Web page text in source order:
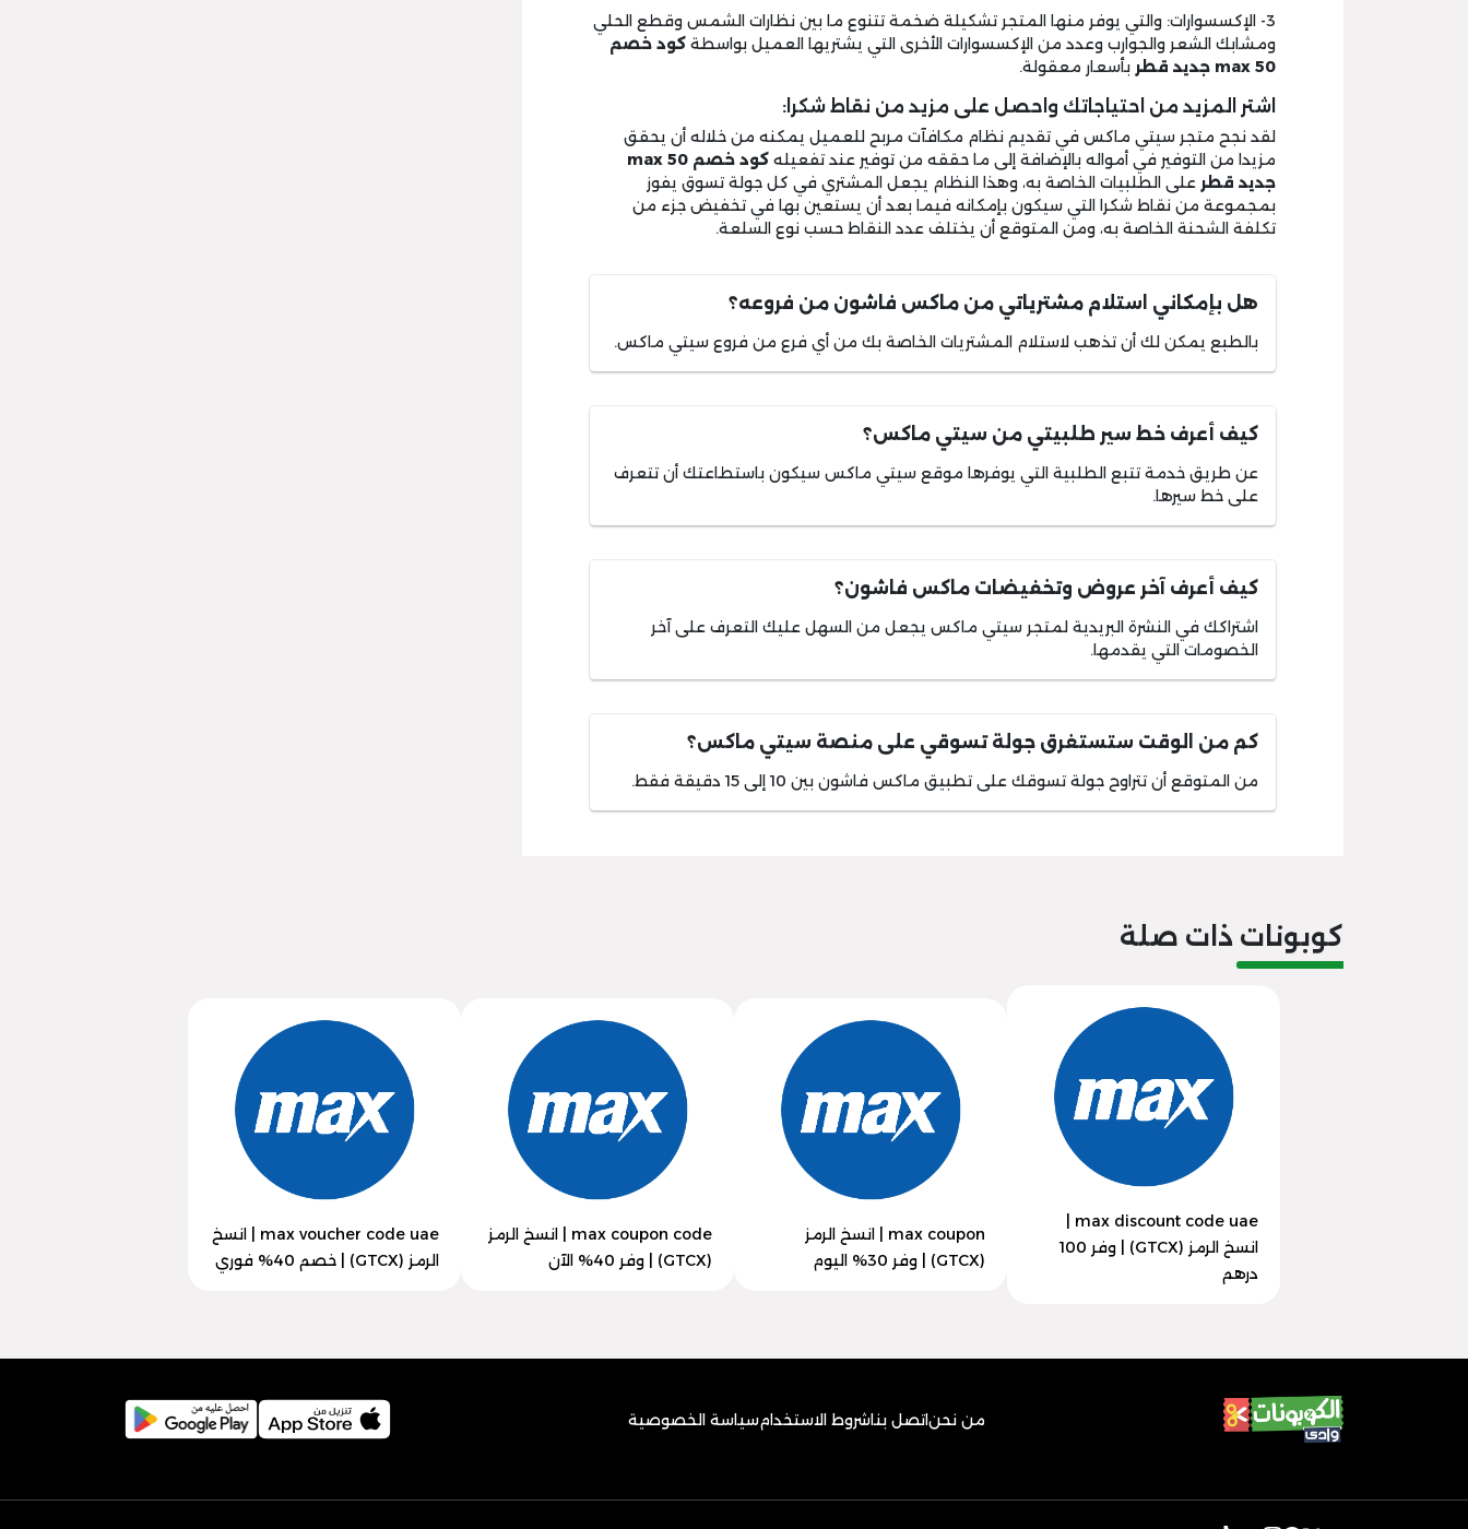
3- الإكسسوارات: والتي يوفر منها المتجر تشكيلة ضخمة تتنوع ما بين نظارات الشمس وقطع الحلي
ومشابك الشعر والجوارب وعدد من الإكسسوارات الأخرى التي يشتريها العميل بواسطة كود خصم
max 50 جديد قطر
بأسعار معقولة.
اشتر المزيد من احتياجاتك واحصل على مزيد من نقاط شكرا:
لقد نجح متجر سيتي ماكس في تقديم نظام مكافآت مربح للعميل يمكنه من خلاله أن يحقق
مزيدا من التوفير في أمواله بالإضافة إلى ما حققه من توفير عند تفعيله
كود خصم max 50
جديد قطر على الطلبيات الخاصة به، وهذا النظام يجعل المشتري في كل جولة تسوق يفوز
بمجموعة من نقاط شكرا التي سيكون بإمكانه فيما بعد أن يستعين بها في تخفيض جزء من
تكلفة الشحنة الخاصة به، ومن المتوقع أن يختلف عدد النقاط حسب نوع السلعة.
هل بإمكاني استلام مشترياتي من ماكس فاشون من فروعه؟
بالطبع يمكن لك أن تذهب لاستلام المشتريات الخاصة بك من أي فرع من فروع سيتي ماكس.
كيف أعرف خط سير طلبيتي من سيتي ماكس؟
عن طريق خدمة تتبع الطلبية التي يوفرها موقع سيتي ماكس سيكون باستطاعتك أن تتعرف
على خط سيرها.
كيف أعرف آخر عروض وتخفيضات ماكس فاشون؟
اشتراكك في النشرة البريدية لمتجر سيتي ماكس يجعل من السهل عليك التعرف على آخر
الخصومات التي يقدمها.
كم من الوقت ستستغرق جولة تسوقي على منصة سيتي ماكس؟
من المتوقع أن تتراوح جولة تسوقك على تطبيق ماكس فاشون بين 10 إلى 15 دقيقة فقط.
كوبونات ذات صلة
انسخ الرمز (GTCX) | وفر 100
درهم
max coupon | انسخ الرمز
(GTCX) | وفر 30% اليوم
max coupon code | انسخ الرمز
(GTCX) | وفر 40% الآن
max voucher code uae | انسخ
الرمز (GTCX) | خصم 40% فوري
من نحناتصل بناشروط الاستخدامسياسة الخصوصية